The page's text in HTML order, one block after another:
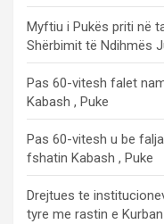
Myftiu i Pukës priti në
Shërbimit të Ndihmës
Pas 60-vitesh falet
Kabash , Puke
Pas 60-vitesh u be
fshatin Kabash , Puke
Drejtues te
tyre me rastin e